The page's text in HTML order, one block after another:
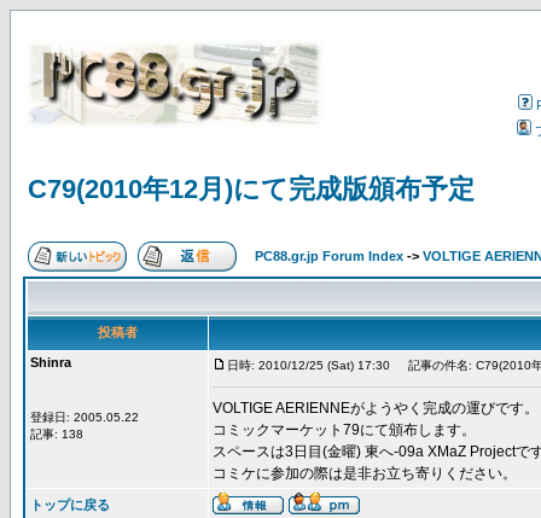
C79(2010年12月)にて完成版頒布予定
PC88.gr.jp Forum Index -> VOLTIGE
投稿者
Shinra
登録日: 2005.05.22
記事: 138
日時: 2010/12/25 (Sat) 17:30 記事の件名: C79(2010
VOLTIGE AERIENNEがようやく完成の運びです。
コミックマーケット79にて頒布します。
スペースは3日目(金曜) 東へ-09a XMaZ Projectで
コミケに参加の際は是非お立ち寄りください。
トップに戻る